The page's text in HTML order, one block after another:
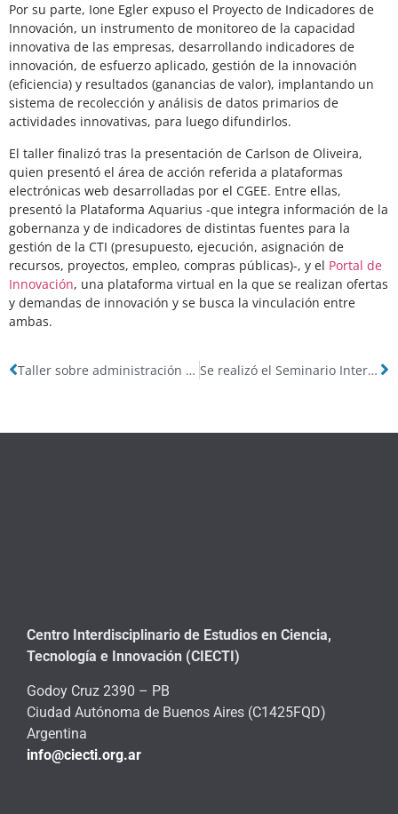
Por su parte, Ione Egler expuso el Proyecto de Indicadores de
Innovación, un instrumento de monitoreo de la capacidad
innovativa de las empresas, desarrollando indicadores de
innovación, de esfuerzo aplicado, gestión de la innovación
(eficiencia) y resultados (ganancias de valor), implantando un
sistema de recolección y análisis de datos primarios de
actividades innovativas, para luego difundirlos.
El taller finalizó tras la presentación de Carlson de Oliveira,
quien presentó el área de acción referida a plataformas
electrónicas web desarrolladas por el CGEE. Entre ellas,
presentó la Plataforma Aquarius -que integra información de la
gobernanza y de indicadores de distintas fuentes para la
gestión de la CTI (presupuesto, ejecución, asignación de
recursos, proyectos, empleo, compras públicas)-, y el Portal de
Innovación, una plataforma virtual en la que se realizan ofertas
y demandas de innovación y se busca la vinculación entre
ambas.
Taller sobre administración y financiamiento público de la I+D y la innovación en Francia Se realizó el Seminario Internacional “Diálogo sobre el nuevo contexto para las políticas de Ciencia, Tecnología e Innovación”
Centro Interdisciplinario de Estudios en Ciencia,
Tecnología e Innovación (CIECTI)
Godoy Cruz 2390 – PB
Ciudad Autónoma de Buenos Aires (C1425FQD)
Argentina
info@ciecti.org.ar